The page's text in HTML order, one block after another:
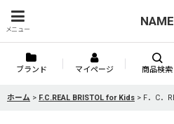
メニュー
ブランド マイページ 商品検索
ホーム > F.C.REAL BRISTOL for Kids > F．C．